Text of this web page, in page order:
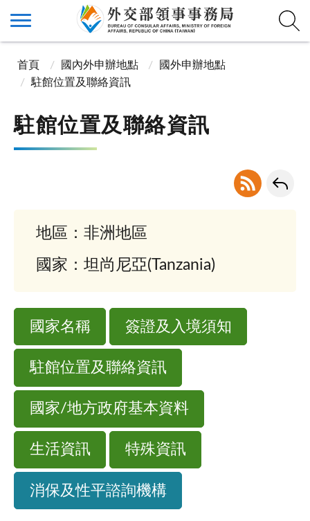
首頁 國內外申辦地點
國外申辦地點
駐館位置及聯絡資訊
駐館位置及聯絡資訊
地區：非洲地區
國家：坦尚尼亞(Tanzania)
國家名稱 簽證及入境須知
駐館位置及聯絡資訊
國家/地方政府基本資料
生活資訊 特殊資訊
消保及性平諮詢機構